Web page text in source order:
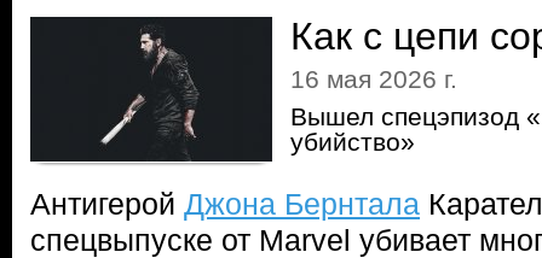
Как с цепи
16 мая 2026 г.
Вышел спецэпизод
убийство»
Антигерой Джона Бернтала
спецвыпуске от Marvel убивает